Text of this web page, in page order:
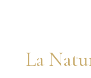
La